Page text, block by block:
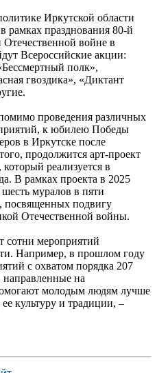
Иркутской области
рамках празднования 80-й
войне в
Всероссийские акции:
полк»,
гвоздика», «Диктант
проведения различных
к юбилею Победы
в Иркутске после
продолжится арт-проект
реализуется в
В рамках проекта в 2025
муралов в пяти
посвященных подвигу
Отечественной войны.
сотни мероприятий
Например, в прошлом году
с охватом порядка 207
на
молодым людям лучше
культуру и традиции, –